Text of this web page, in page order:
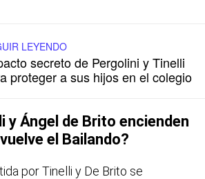
LEYENDO
secreto de Pergolini y Tinelli
proteger a sus hijos en el colegio
y Ángel de Brito encienden
el Bailando?
por Tinelli y De Brito se